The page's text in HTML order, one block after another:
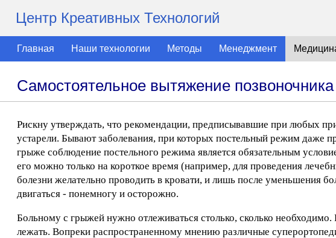
Центр Креативных Технологий
Главная Наши технологии Методы Менеджмент
Самостоятельное вытяжение
Рискну утверждать, что рекомендации, предписывавшие при любых
устарели. Бывают заболевания, при которых постельный режим даже
грыже соблюдение постельного режима является обязательным
его можно только на короткое время (например, для проведения
болезни желательно проводить в кровати, и лишь после уменьшения
двигаться - понемногу и осторожно.
Больному с грыжей нужно отлеживаться столько, сколько
лежать. Вопреки распространенному мнению различные